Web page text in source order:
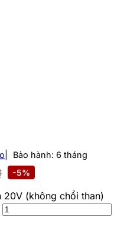
Bảo hành: 6 tháng
-5%
20V (không chổi than)